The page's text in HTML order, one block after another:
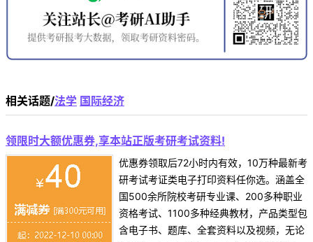
相关话题/法学 国际经济
领限时大额优惠券,享本站正版考研考试资料!
优惠券领取后72小时内有效，10万种最新考
研考试考证类电子打印资料任你选。涵盖全
国500余所院校考研专业课、200多种职业
资格考试、1100多种经典教材，产品类型包
含电子书、题库、全套资料以及视频，无论